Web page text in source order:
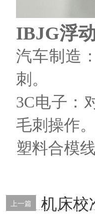
IBJG浮
汽车制造
刺。
3C电子：
毛刺操作
塑料合模
上一篇 机床校